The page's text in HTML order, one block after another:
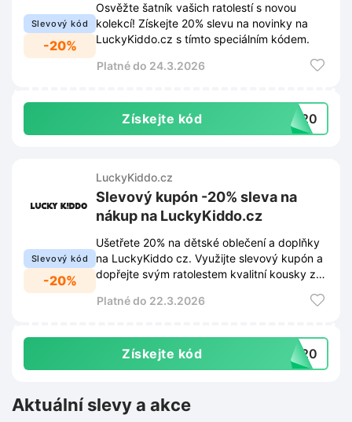
Slevový kód
-20%
Osvěžte šatník vašich ratolestí s novou
kolekcí! Získejte 20% slevu na novinky na
LuckyKiddo.cz s tímto speciálním kódem.
Platné do 24.3.2026
Získejte kód RO20
Slevový kód
-20%
LuckyKiddo.cz
Slevový kupón -20% sleva na
nákup na LuckyKiddo.cz
Ušetřete 20% na dětské oblečení a doplňky
na LuckyKiddo cz. Využijte slevový kupón a
dopřejte svým ratolestem kvalitní kousky za
Platné do 22.3.2026
Získejte kód RO20
Aktuální slevy a akce